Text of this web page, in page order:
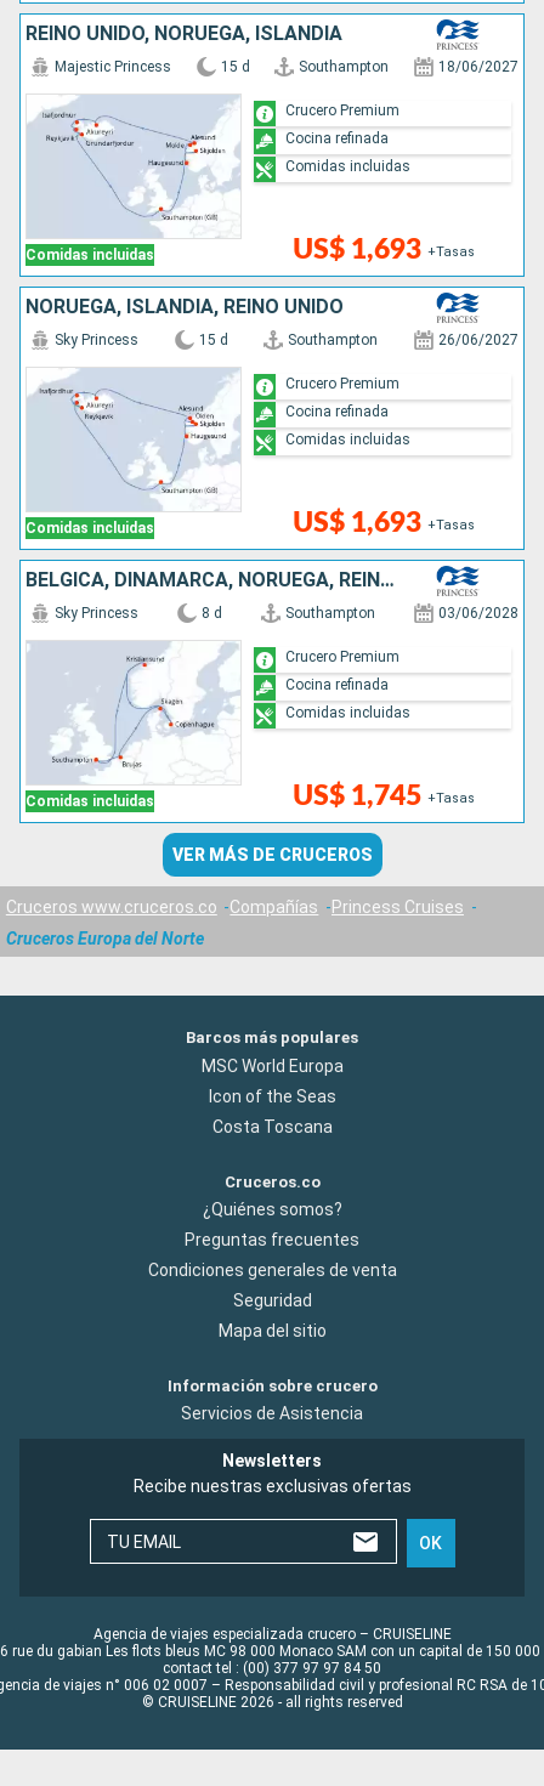
REINO UNIDO, NORUEGA, ISLANDIA
Comidas incluidas
Majestic Princess 15 d Southampton 18/06/2027
US$ 1,693 +Tasas
Crucero Premium
Cocina refinada
Comidas incluidas
NORUEGA, ISLANDIA, REINO UNIDO
Comidas incluidas
Sky Princess 15 d Southampton 26/06/2027
US$ 1,693 +Tasas
Crucero Premium
Cocina refinada
Comidas incluidas
BÉLGICA, DINAMARCA, NORUEGA, REINO UNIDO
Comidas incluidas
Sky Princess 8 d Southampton 03/06/2028
US$ 1,745 +Tasas
Crucero Premium
Cocina refinada
Comidas incluidas
VER MÁS DE CRUCEROS
Cruceros www.cruceros.co Compañías
Princess Cruises
Cruceros Europa del Norte
Barcos más populares
MSC World Europa
Icon of the Seas
Costa Toscana
Cruceros.co
¿Quiénes somos?
Preguntas frecuentes
Condiciones generales de venta
Seguridad
Mapa del sitio
Información sobre crucero
Servicios de Asistencia
Newsletters
Recibe nuestras exclusivas ofertas
TU EMAIL OK
Agencia de viajes especializada crucero – CRUISELINE
rue du gabian Les flots bleus MC 98 000 Monaco SAM con un capital de 150 000
contact tel : (00) 377 97 97 84 50
de viajes n° 006 02 0007 – Responsabilidad civil y profesional RC RSA de
© CRUISELINE 2026 - all rights reserved